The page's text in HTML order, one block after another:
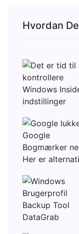
Hvordan